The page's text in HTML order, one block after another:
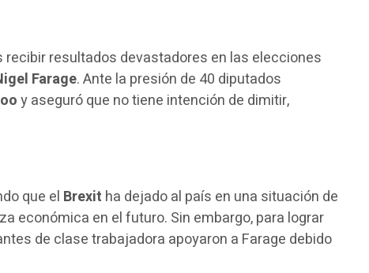
resultados devastadores en las elecciones
Farage. Ante la presión de 40 diputados
y aseguró que no tiene intención de dimitir,
que el Brexit ha dejado al país en una situación de
económica en el futuro. Sin embargo, para lograr
de clase trabajadora apoyaron a Farage debido